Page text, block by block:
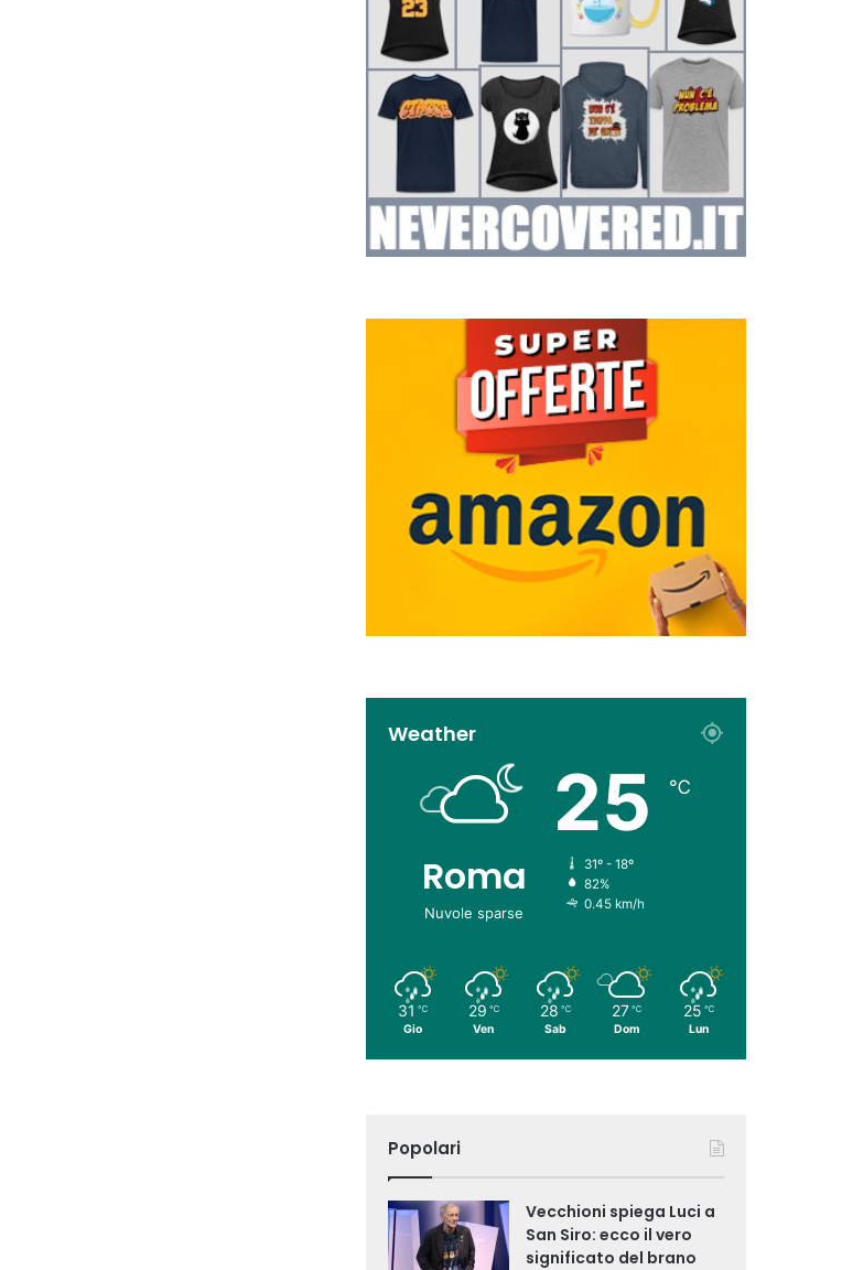
Weather
Roma
Nuvole sparse
25 ℃
31º - 18º
82%
0.45 km/h
31 ℃
Gio
29 ℃
Ven
28 ℃
Sab
27 ℃
Dom
25 ℃
Lun
Popolari
Vecchioni spiega Luci a
San Siro: ecco il vero
significato del brano